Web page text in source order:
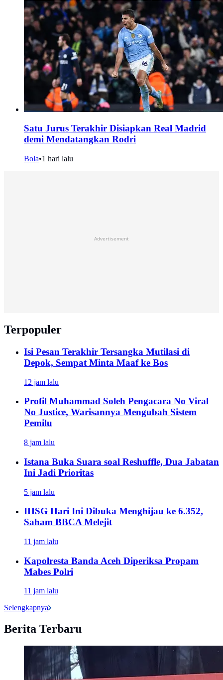
Satu Jurus Terakhir Disiapkan Real Madrid
demi Mendatangkan Rodri
Bola•1 hari lalu
Advertisement
Terpopuler
Isi Pesan Terakhir Tersangka Mutilasi di
Depok, Sempat Minta Maaf ke Bos
12 jam lalu
Profil Muhammad Soleh Pengacara No Viral
No Justice, Warisannya Mengubah Sistem
Pemilu
8 jam lalu
Istana Buka Suara soal Reshuffle, Dua Jabatan
Ini Jadi Prioritas
5 jam lalu
IHSG Hari Ini Dibuka Menghijau ke 6.352,
Saham BBCA Melejit
11 jam lalu
Kapolresta Banda Aceh Diperiksa Propam
Mabes Polri
11 jam lalu
Selengkapnya
Berita Terbaru